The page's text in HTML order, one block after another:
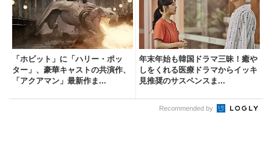
「ホビット」に「ハリー・ポッ
ター」、豪華キャストの共演作、
「アクアマン」最新作ま...
年末年始も韓国ドラマ三昧！癒や
しをくれる医療ドラマからイッキ
見推奨のサスペンスま...
Recommended by